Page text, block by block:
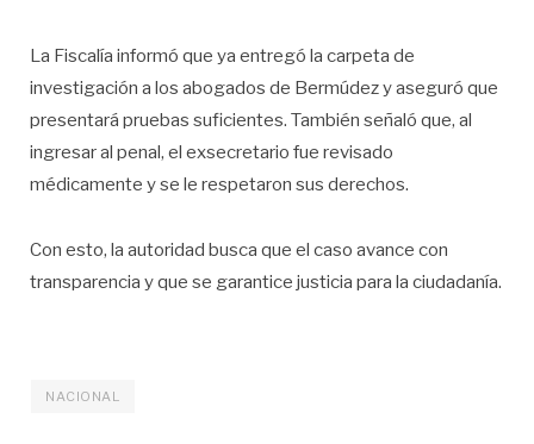
La Fiscalía informó que ya entregó la carpeta de
investigación a los abogados de Bermúdez y aseguró que
presentará pruebas suficientes. También señaló que, al
ingresar al penal, el exsecretario fue revisado
médicamente y se le respetaron sus derechos.
Con esto, la autoridad busca que el caso avance con
transparencia y que se garantice justicia para la ciudadanía.
NACIONAL